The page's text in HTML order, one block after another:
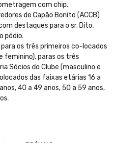
com chip.
de Capão Bonito (ACCB)
destaques para o sr. Dito,
pódio.
os três primeiros co-locados
feminino), paras os três
Sócios do Clube (masculino e
das faixas etárias 16 a
40 a 49 anos, 50 a 59 anos,